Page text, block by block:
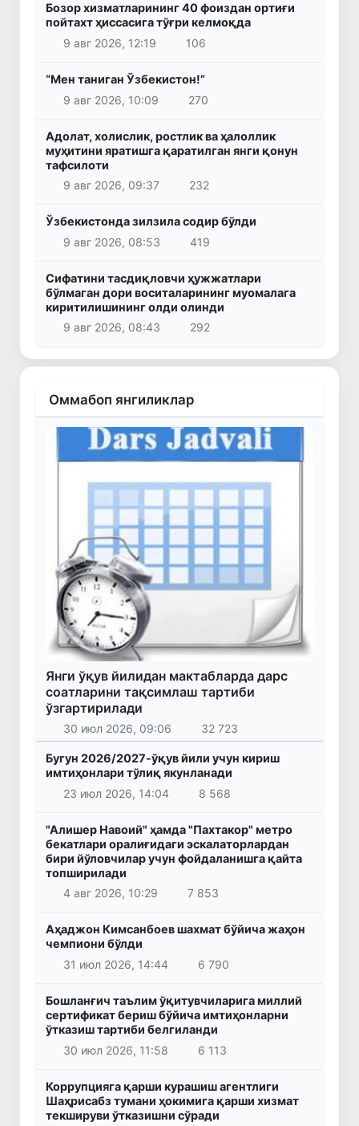
Бозор хизматларининг 40 фоиздан ортиғи
пойтахт ҳиссасига тўғри келмоқда
9 авг 2026, 12:19
106
“Мен таниган Ўзбекистон!”
9 авг 2026, 10:09
270
Адолат, холислик, ростлик ва ҳалоллик
муҳитини яратишга қаратилган янги қонун
тафсилоти
9 авг 2026, 09:37
232
Ўзбекистонда зилзила содир бўлди
9 авг 2026, 08:53
419
Сифатини тасдиқловчи ҳужжатлари
бўлмаган дори воситаларининг муомалага
киритилишининг олди олинди
9 авг 2026, 08:43
292
Оммабоп янгиликлар
Янги ўқув йилидан мактабларда дарс
соатларини тақсимлаш тартиби
ўзгартирилади
30 июл 2026, 09:06 32 723
Бугун 2026/2027-ўқув йили учун кириш
имтиҳонлари тўлиқ якунланади
23 июл 2026, 14:04
8 568
"Алишер Навоий" ҳамда "Пахтакор" метро
бекатлари оралиғидаги эскалаторлардан
бири йўловчилар учун фойдаланишга қайта
топширилади
4 авг 2026, 10:29
7 853
Аҳаджон Кимсанбоев шахмат бўйича жаҳон
чемпиони бўлди
31 июл 2026, 14:44
6 790
Бошланғич таълим ўқитувчиларига миллий
сертификат бериш бўйича имтиҳонларни
ўтказиш тартиби белгиланди
30 июл 2026, 11:58
6 113
Коррупцияга қарши курашиш агентлиги
Шаҳрисабз тумани ҳокимига қарши хизмат
текшируви ўтказишни сўради